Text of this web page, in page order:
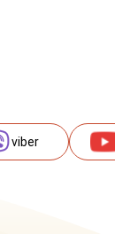
viber